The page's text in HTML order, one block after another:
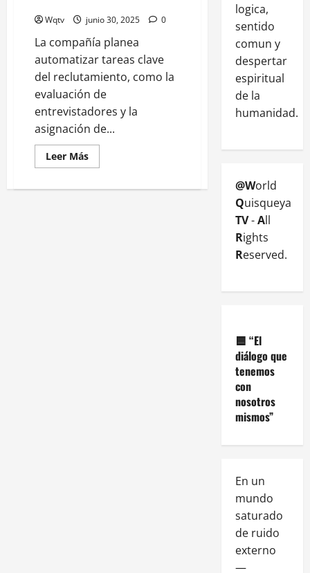
Wqtv junio 30, 2025 0
La compañía planea
automatizar tareas clave
del reclutamiento, como la
evaluación de
entrevistadores y la
asignación de...
Leer Más
logica,
sentido
comun y
despertar
espiritual
de la
humanidad.
@World
Quisqueya
TV-All
Rights
Reserved.
🟦 “El
diálogo que
tenemos
con
nosotros
mismos”
En un
mundo
saturado
de ruido
externo
—